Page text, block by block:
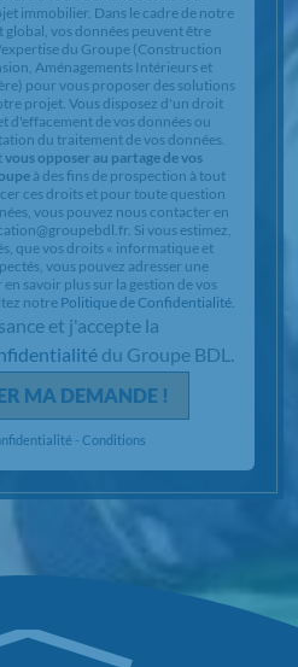
immobilier. Dans le cadre de notre
vos données peuvent être
du Groupe (Construction
Aménagements Intérieurs et
pour vous proposer des solutions
projet. Vous disposez d'un droit
d'effacement de vos données ou
du traitement de vos données.
vous opposer au partage de vos
à des fins de prospection à tout
ces droits et pour toute question
vous pouvez nous contacter en
Si vous estimez,
que vos droits « informatique et
vous pouvez adresser une
savoir plus sur la gestion de vos
notrePolitique de Confidentialité.
et j'accepte la
du Groupe BDL.
MA DEMANDE !
- Conditions